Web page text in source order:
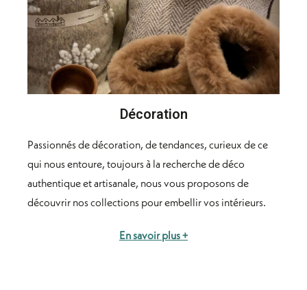
Décoration
Passionnés de décoration, de tendances, curieux de ce
qui nous entoure, toujours à la recherche de déco
authentique et artisanale, nous vous proposons de
découvrir nos collections pour embellir vos intérieurs.
En savoir plus +